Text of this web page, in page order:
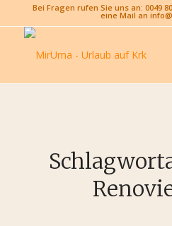
Bei Fragen rufen Sie uns an: 0049
eine Mail an